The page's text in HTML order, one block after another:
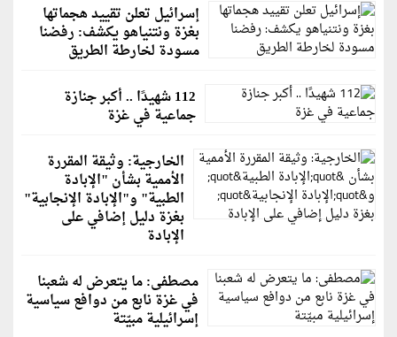
إسرائيل تعلن تقييد هجماتها
بغزة ونتنياهو يكشف: رفضنا
مسودة لخارطة الطريق
112 شهيدًا .. أكبر جنازة
جماعية في غزة
الخارجية: وثيقة المقررة
الأممية بشأن "الإبادة
الطبية" و"الإبادة الإنجابية"
بغزة دليل إضافي على
الإبادة
مصطفى: ما يتعرض له شعبنا
في غزة نابع من دوافع سياسية
إسرائيلية مبيّتة